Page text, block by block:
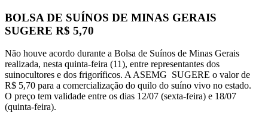
BOLSA DE SUÍNOS DE MINAS GERAIS
SUGERE R$ 5,70
Não houve acordo durante a Bolsa de Suínos de Minas Gerais
realizada, nesta quinta-feira (11), entre representantes dos
suinocultores e dos frigoríficos. A ASEMG SUGERE o valor de
R$ 5,70 para a comercialização do quilo do suíno vivo no estado.
O preço tem validade entre os dias 12/07 (sexta-feira) e 18/07
(quinta-feira).